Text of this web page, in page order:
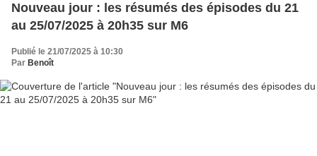
Nouveau jour : les résumés des épisodes du 21
au 25/07/2025 à 20h35 sur M6
Publié le 21/07/2025 à 10:30
Par Benoît